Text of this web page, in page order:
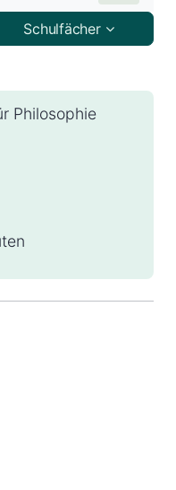
Philosophie
Schulfächer